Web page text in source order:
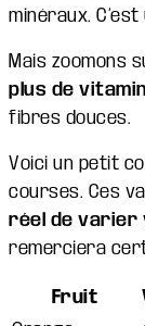
minéraux.
Mais zoomons
plus de
fibres douces.
Voici un petit
courses. Ces
réel de varier
remerciera
Fruit